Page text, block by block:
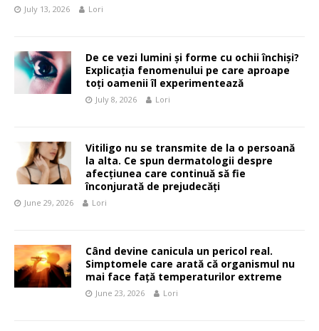
July 13, 2026 Lori
De ce vezi lumini și forme cu ochii închiși?
Explicația fenomenului pe care aproape
toți oamenii îl experimentează
July 8, 2026 Lori
Vitiligo nu se transmite de la o persoană
la alta. Ce spun dermatologii despre
afecțiunea care continuă să fie
înconjurată de prejudecăți
June 29, 2026 Lori
Când devine canicula un pericol real.
Simptomele care arată că organismul nu
mai face față temperaturilor extreme
June 23, 2026 Lori